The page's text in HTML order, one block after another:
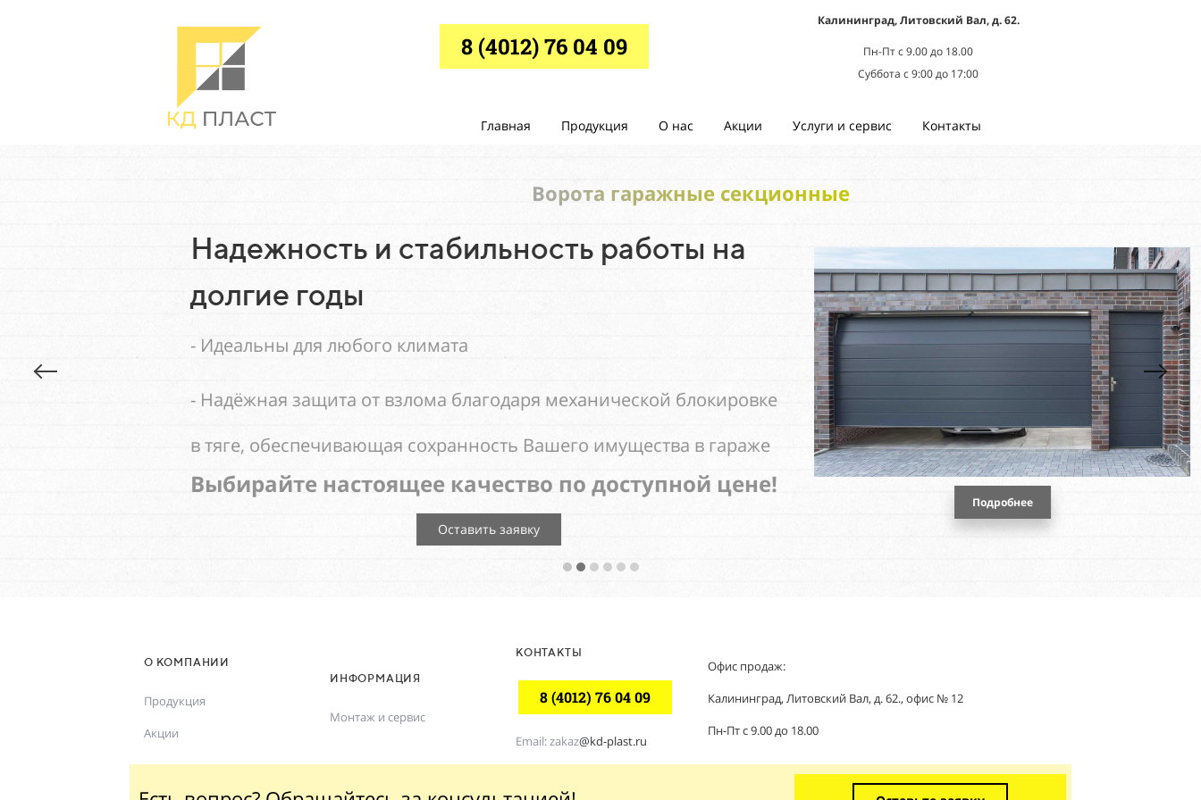
8 (4012) 76 04 09
Калининград, Литовский Вал, д. 62.
Пн-Пт с 9.00 до 18.00
Суббота с 9:00 до 17:00
Главная Продукция О нас Акции Услуги и сервис Контакты
Ворота гаражные секционные
Надежность и стабильность работы на
долгие годы
- Идеальны для любого климата
- Надёжная защита от взлома благодаря механической блокировке
в тяге, обеспечивающая сохранность Вашего имущества в гараже
Выбирайте настоящее качество по доступной цене!
Оставить заявку
О КОМПАНИИ
Продукция
Акции
ИНФОРМАЦИЯ
Монтаж и сервис
КОНТАКТЫ
8 (4012) 76 04 09
Email:zakaz@kd-plast.ru
Офис продаж:
Калининград, Литовский Вал, д. 62., офис № 12
Пн-Пт с 9.00 до 18.00